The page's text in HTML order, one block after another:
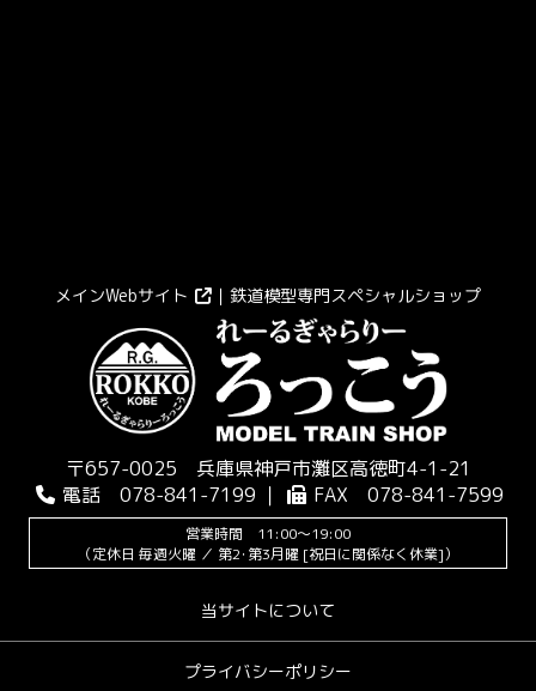
メインWebサイト ｜鉄道模型専門スペシャルショップ
〒657-0025 兵庫県神戸市灘区高徳町4-1-21
電話 078-841-7199 ｜
FAX 078-841-7599
営業時間 11:00～19:00
（定休日 毎週火曜 ／ 第2･第3月曜 [祝日に関係なく休業]）
当サイトについて
プライバシーポリシー